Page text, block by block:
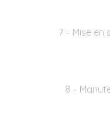
7 – Mise
8 –